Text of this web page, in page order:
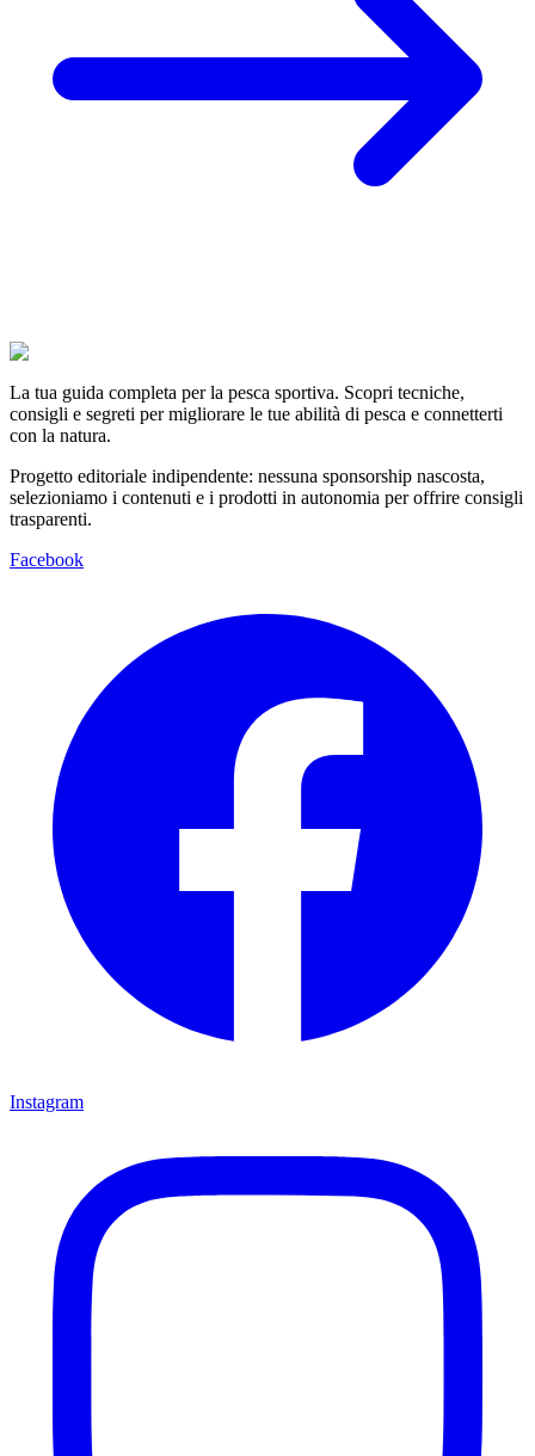
La tua guida completa per la pesca sportiva. Scopri tecniche,
consigli e segreti per migliorare le tue abilità di pesca e connetterti
con la natura.
Progetto editoriale indipendente: nessuna sponsorship nascosta,
selezioniamo i contenuti e i prodotti in autonomia per offrire consigli
trasparenti.
Facebook
Instagram